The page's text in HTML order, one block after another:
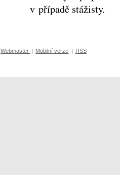
v případě stážisty.
Webmaster | Mobilní verze | RSS